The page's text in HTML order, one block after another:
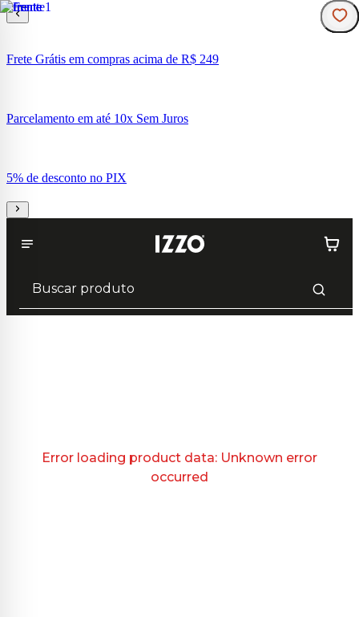
Frete Grátis em compras acima de R$ 249
Parcelamento em até 10x Sem Juros
5% de desconto no PIX
Error loading product data: Unknown error
occurred